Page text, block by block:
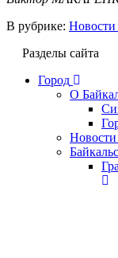
В рубрике: Новости
Разделы сайта
Город
О
Новости